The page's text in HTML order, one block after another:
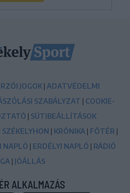
JOGOK | ADATVÉDELMI
SZABÁLYZAT | COOKIE-
| SÜTIBEÁLLÍTÁSOK
SZÉKELYHON | KRÓNIKA | FŐTÉR |
NAPLÓ | ERDÉLYI NAPLÓ | RÁDIÓ
| JÓÁLLÁS
ALKALMAZÁS